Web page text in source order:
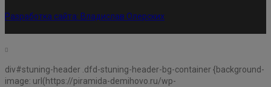
Разработка сайта: Владислав Олерских
div#stuning-header .dfd-stuning-header-bg-container {background-
image: url(https://piramida-demihovo.ru/wp-